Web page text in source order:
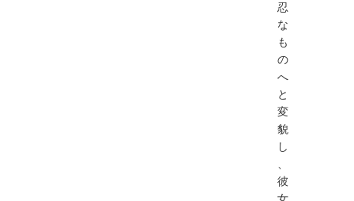
忍
な
も
の
へ
と
変
貌
し
、
彼